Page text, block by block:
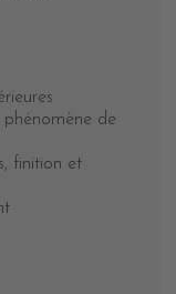
de
finition et